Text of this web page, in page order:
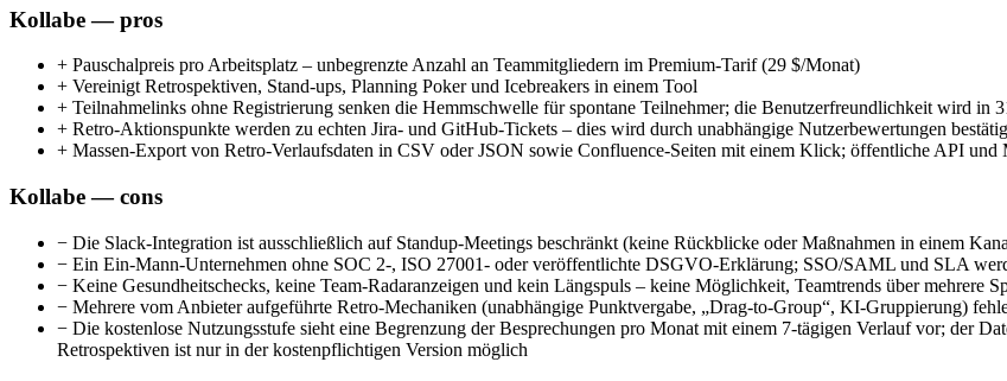
Kollabe — pros
+ Pauschalpreis pro Arbeitsplatz – unbegrenzte Anzahl an Teammitgliedern im Premium-Tarif (29 $/Monat)
+ Vereinigt Retrospektiven, Stand-ups, Planning Poker und Icebreakers in einem Tool
+ Teilnahmelinks ohne Registrierung senken die Hemmschwelle für spontane Teilnehmer; die Benutzerfreundlichkeit wird
+ Retro-Aktionspunkte werden zu echten Jira- und GitHub-Tickets – dies wird durch unabhängige Nutzerbewertungen
+ Massen-Export von Retro-Verlaufsdaten in CSV oder JSON sowie Confluence-Seiten mit einem Klick; öffentliche API und
Kollabe — cons
− Die Slack-Integration ist ausschließlich auf Standup-Meetings beschränkt (keine Rückblicke oder Maßnahmen in einem
− Ein Ein-Mann-Unternehmen ohne SOC 2-, ISO 27001- oder veröffentlichte DSGVO-Erklärung; SSO/SAML und SLA
− Keine Gesundheitschecks, keine Team-Radaranzeigen und kein Längspuls – keine Möglichkeit, Teamtrends über mehrere
− Mehrere vom Anbieter aufgeführte Retro-Mechaniken (unabhängige Punktvergabe, „Drag-to-Group“, KI-Gruppierung)
− Die kostenlose Nutzungsstufe sieht eine Begrenzung der Besprechungen pro Monat mit einem 7-tägigen Verlauf vor; der
Retrospektiven ist nur in der kostenpflichtigen Version möglich